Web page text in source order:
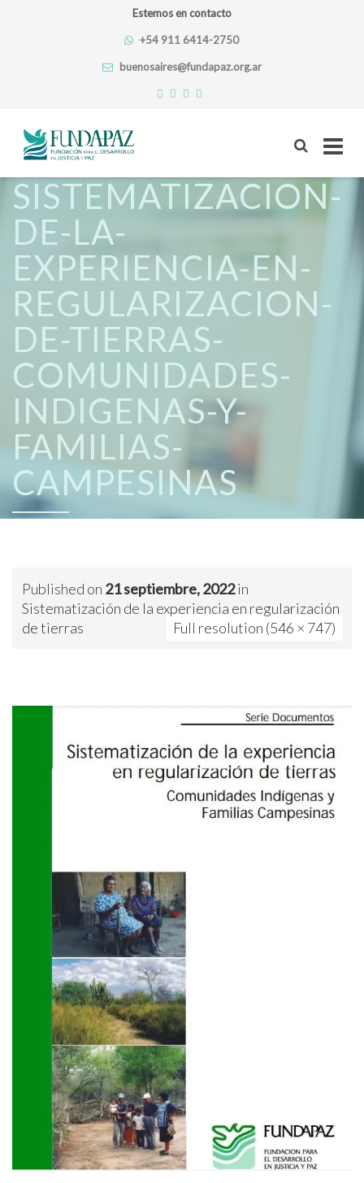
Estemos en contacto
+54 911 6414-2750
buenosaires@fundapaz.org.ar
Skip
to
content
SISTEMATIZACION-
DE-LA-
EXPERIENCIA-EN-
REGULARIZACION-
DE-TIERRAS-
COMUNIDADES-
INDIGENAS-Y-
FAMILIAS-
CAMPESINAS
Published on 21 septiembre, 2022in
Sistematización de la experiencia en regularización
de tierras
Full resolution (546 × 747)